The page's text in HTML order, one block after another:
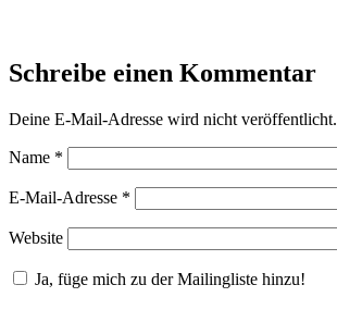
Schreibe einen Kommentar
Deine E-Mail-Adresse wird nicht veröffentlicht.
Name *
E-Mail-Adresse *
Website
Ja, füge mich zu der Mailingliste hinzu!